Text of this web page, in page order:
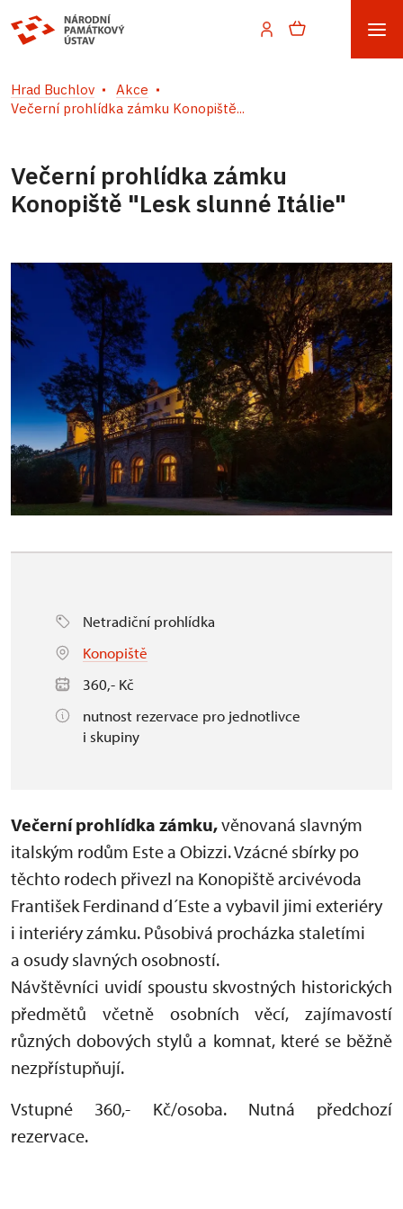
Hrad Buchlov
Akce
Večerní prohlídka zámku Konopiště...
Večerní prohlídka zámku
Konopiště "Lesk slunné Itálie"
Netradiční prohlídka
Konopiště
360,- Kč
nutnost rezervace pro jednotlivce
i skupiny
Večerní prohlídka zámku,věnovaná slavným
italským rodům Este a Obizzi. Vzácné sbírky po
těchto rodech přivezl na Konopiště arcivévoda
František Ferdinand d´Este a vybavil jimi exteriéry
i interiéry zámku. Působivá procházka staletími
a osudy slavných osobností.
Návštěvníci uvidí spoustu skvostných historických
předmětů včetně osobních věcí, zajímavostí
různých dobových stylů a komnat, které se běžně
nezpřístupňují.
Vstupné 360,- Kč/osoba. Nutná předchozí
rezervace.